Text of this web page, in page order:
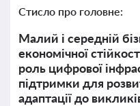
Стисло про головне:
Малий і середній
економічної
роль цифрової
підтримки для
адаптації до